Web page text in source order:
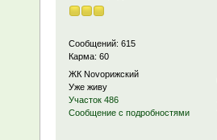
Сообщений: 615
Карма: 60
ЖК Novoрижский
Уже живу
Участок 486
Сообщение с подробностями